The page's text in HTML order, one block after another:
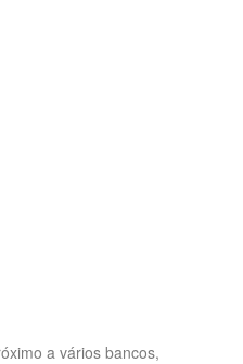
a vários bancos,